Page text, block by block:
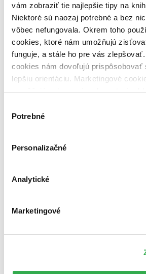
vám zobraziť tie najlepšie tipy na
Niektoré sú naozaj potrebné a bez
vôbec nefungovala. Okrem toho
cookies, ktoré nám umožňujú
funguje, a stále ho pre vás
cookies nám dovoľujú prispôsobovať
lepšiu orientáciu. Marketingové
umožňujú zobrazenie relevantnej
keby sme mohli používať všetky
súhlasu
Potrebné
Personalizačné
Analytické
Marketingové